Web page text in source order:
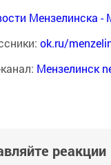
Мензелинска -
ok.ru/
Мензелинск
реакции